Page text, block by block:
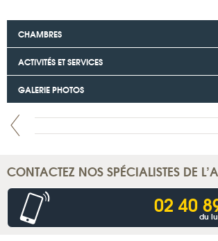
CHAMBRES
ACTIVITÉS ET SERVICES
GALERIE PHOTOS
CONTACTEZ NOS SPÉCIALISTES DE
02 40du